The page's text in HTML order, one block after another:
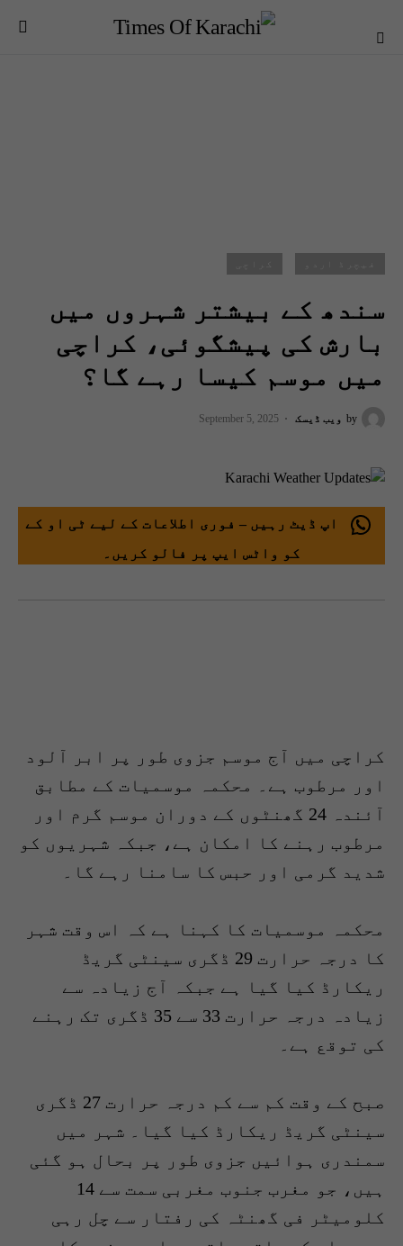
سندھ کے بیشتر شہروں میں
بارش کی پیشگوئی، کراچی
میں موسم کیسا رہے گا؟
by ویب ڈیسک September 5, 2025
اپ ڈیٹ رہیں – فوری اطلاعات کے لیے ٹی او کے
کو واٹس ایپ پر فالو کریں۔
کراچی میں آج موسم جزوی طور پر ابر آلود
اور مرطوب ہے۔ محکمہ موسمیات کے مطابق
آئندہ 24 گھنٹوں کے دوران موسم گرم اور
مرطوب رہنے کا امکان ہے، جبکہ شہریوں کو
شدید گرمی اور حبس کا سامنا رہے گا۔
محکمہ موسمیات کا کہنا ہے کہ اس وقت شہر
کا درجہ حرارت 29 ڈگری سینٹی گریڈ
ریکارڈ کیا گیا ہے جبکہ آج زیادہ سے
زیادہ درجہ حرارت 33 سے 35 ڈگری تک رہنے
کی توقع ہے۔
صبح کے وقت کم سے کم درجہ حرارت 27 ڈگری
سینٹی گریڈ ریکارڈ کیا گیا۔ شہر میں
سمندری ہوائیں جزوی طور پر بحال ہو گئی
ہیں، جو مغرب جنوب مغربی سمت سے 14
کلومیٹر فی گھنٹہ کی رفتار سے چل رہی